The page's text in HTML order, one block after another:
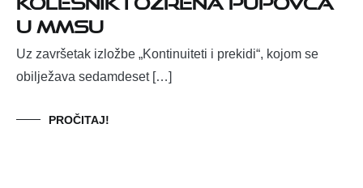
u MMSU
Uz završetak izložbe „Kontinuiteti i prekidi“, kojom se
obilježava sedamdeset […]
PROČITAJ!